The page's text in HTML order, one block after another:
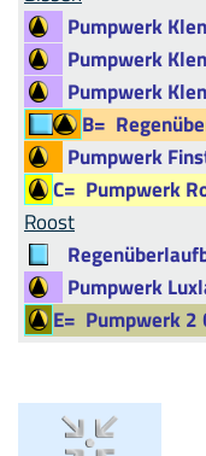
Pumpwerk
Pumpwerk
Pumpwerk
B=
C= Pumpwerk
Roost
Pumpwerk
E=